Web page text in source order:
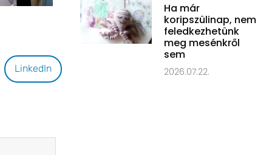
LinkedIn
Ha már
koripszülinap, nem
feledkezhetünk
meg mesénkről
sem
2026.07.22.